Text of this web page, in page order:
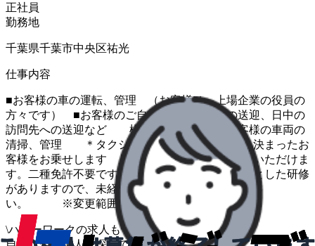
正社員
勤務地
千葉県千葉市中央区祐光
仕事内容
■お客様の車の運転、管理 （お客様は、上場企業の役員の
方々です） ■お客様のご自宅から会社までの送迎、日中の
訪問先への送迎など 様々な運行業務 ■お客様の車両の
清掃、管理 ＊タクシーやハイヤーと異なり、決まったお
客様をお乗せします ので、安定して働いていただけま
す。二種免許不要です。 ＊入社後にしっかりとした研修
がありますので、未経験の方も ご安心くださ
い。 ※変更範囲：変更なし
\ハローワークの求人も一括管理